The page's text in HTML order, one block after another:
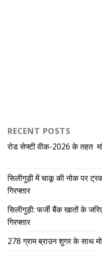
RECENT POSTS
रोड सेफ्टी वीक-2026 के तहत
सिलीगुड़ी में चाकू की नोक पर
गिरफ्तार
सिलीगुड़ी: फर्जी बैंक खातों के
गिरफ्तार
278 ग्राम ब्राउन शुगर के साथ